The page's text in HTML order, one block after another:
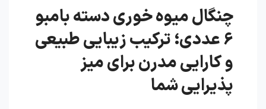
چنگال میوه خوری دسته بامبو
6 عددی؛ ترکیب زیبایی طبیعی
و کارایی مدرن برای میز
پذیرایی شما